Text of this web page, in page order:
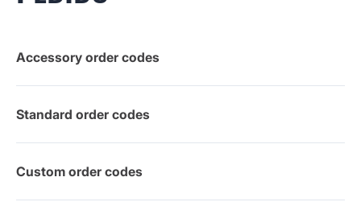
Accessory order codes
Standard order codes
Custom order codes